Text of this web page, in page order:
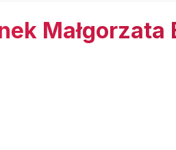
Małgorzata